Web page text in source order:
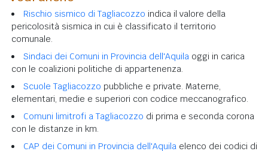
Rischio sismico di Tagliacozzo indica il valore della
pericolosità sismica in cui è classificato il territorio
comunale.
Sindaci dei Comuni in Provincia dell'Aquila oggi in carica
con le coalizioni politiche di appartenenza.
Scuole Tagliacozzo pubbliche e private. Materne,
elementari, medie e superiori con codice meccanografico.
Comuni limitrofi a Tagliacozzo di prima e seconda corona
con le distanze in km.
CAP dei Comuni in Provincia dell'Aquila elenco dei codici di